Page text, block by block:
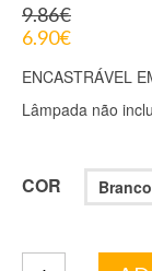
9.86€
6.90€
ENCASTRÁVEL
Lâmpada não
COR Branco